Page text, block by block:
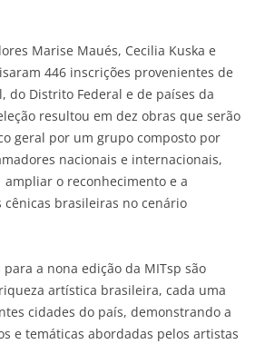
Marise Maués, Cecilia Kuska e
446 inscrições provenientes de
do Distrito Federal e de países da
resultou em dez obras que serão
geral por um grupo composto por
nacionais e internacionais,
o reconhecimento e a
cênicas brasileiras no cenário
a nona edição da MITsp são
artística brasileira, cada uma
cidades do país, demonstrando a
e temáticas abordadas pelos artistas